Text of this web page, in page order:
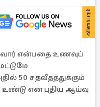
விளம்பரம்
என்பதை உணவுப்
50 சதவீதத்துக்கும்
என புதிய ஆய்வு